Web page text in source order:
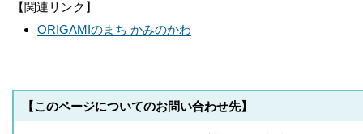
【関連リンク】
ORIGAMIのまち かみのかわ
【このページについてのお問い合わせ先】